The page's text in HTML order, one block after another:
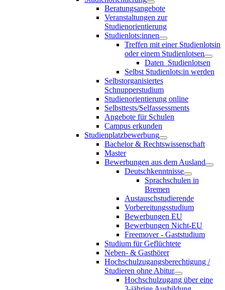
Beratungsangebote
Veranstaltungen zur
Studienorientierung
Studienlots:innen
Treffen mit einer Studienlotsin
oder einem Studienlotsen
Daten_Studienlotsen
Selbst Studienlots:in werden
Selbstorganisiertes
Schnupperstudium
Studienorientierung online
Selbsttests/Selfassessments
Angebote für Schulen
Campus erkunden
Studienplatzbewerbung
Bachelor & Rechtswissenschaft
Master
Bewerbungen aus dem Ausland
Deutschkenntnisse
Sprachschulen in
Bremen
Austauschstudierende
Vorbereitungsstudium
Bewerbungen EU
Bewerbungen Nicht-EU
Freemover - Gaststudium
Studium für Geflüchtete
Neben- & Gasthörer
Hochschulzugangsberechtigung /
Studieren ohne Abitur
Hochschulzugang über eine